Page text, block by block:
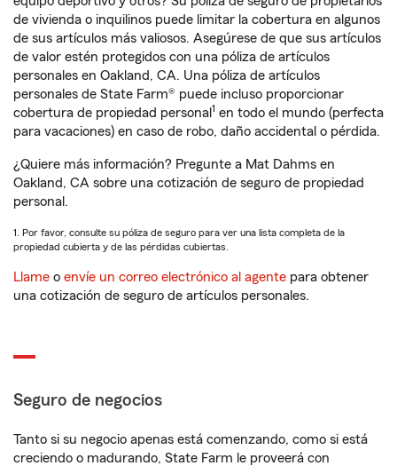
de vivienda o inquilinos puede limitar la cobertura en algunos
de sus artículos más valiosos. Asegúrese de que sus artículos
de valor estén protegidos con una póliza de artículos
personales en Oakland, CA. Una póliza de artículos
personales de State Farm® puede incluso proporcionar
cobertura de propiedad personal 1 en todo el mundo (perfecta
para vacaciones) en caso de robo, daño accidental o pérdida.
¿Quiere más información? Pregunte a Mat Dahms en
Oakland, CA sobre una cotización de seguro de propiedad
personal.
1. Por favor, consulte su póliza de seguro para ver una lista completa de la
propiedad cubierta y de las pérdidas cubiertas.
Llame o envíe un correo electrónico al agente para obtener
una cotización de seguro de artículos personales.
Seguro de negocios
Tanto si su negocio apenas está comenzando, como si está
creciendo o madurando, State Farm le proveerá con